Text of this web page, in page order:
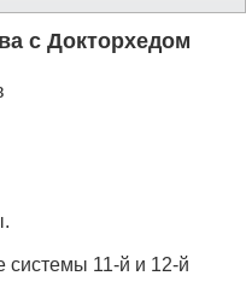
с Докторхедом
системы 11-й и 12-й